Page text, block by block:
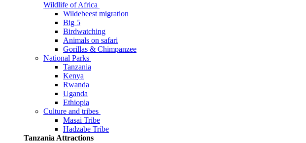
Wildlife of Africa
Wildebeest migration
Big 5
Birdwatching
Animals on safari
Gorillas & Chimpanzee
National Parks
Tanzania
Kenya
Rwanda
Uganda
Ethiopia
Culture and tribes
Masai Tribe
Hadzabe Tribe
Tanzania Attractions